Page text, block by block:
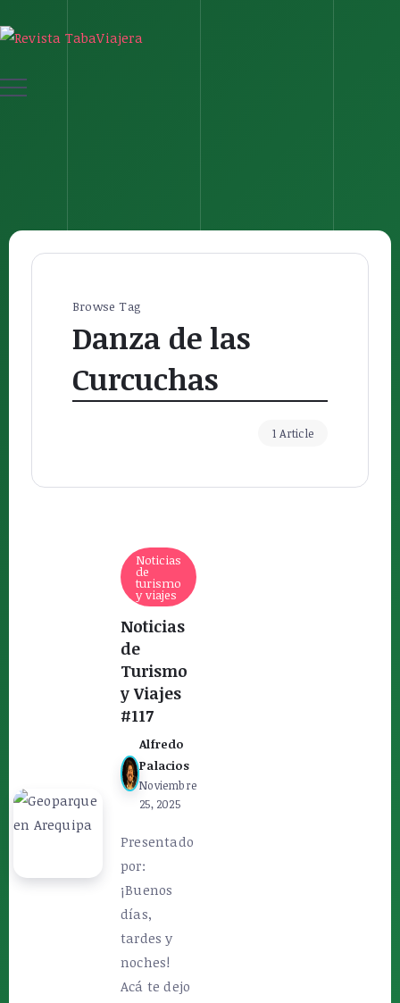
Browse Tag
Danza de las
Curcuchas
1 Article
Noticias
de
turismo
y viajes
Noticias
de
Turismo
y Viajes
#117
Alfredo
Palacios
Noviembre
25, 2025
Presentado
por:
¡Buenos
días,
tardes y
noches!
Acá te dejo